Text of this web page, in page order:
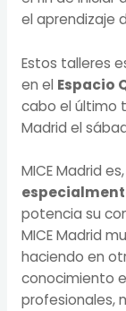
el aprendizaje
Estos talleres
en el Espacio
cabo el último
Madrid el
MICE Madrid
potencia su
MICE Madrid
haciendo en
conocimiento
profesionales,